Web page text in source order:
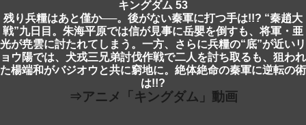
キングダム 53
残り兵糧はあと僅か──。後がない秦軍に打つ手は!!? “秦趙大
戦”九日目。朱海平原では信が見事に岳嬰を倒すも、将軍・亜
光が尭雲に討たれてしまう。一方、さらに兵糧の“底”が近いリ
ョウ陽では、犬戎三兄弟討伐作戦で二人を討ち取るも、狙われ
た楊端和がバジオウと共に窮地に。絶体絶命の秦軍に逆転の術
は!!?
⇒アニメ「キングダム」動画